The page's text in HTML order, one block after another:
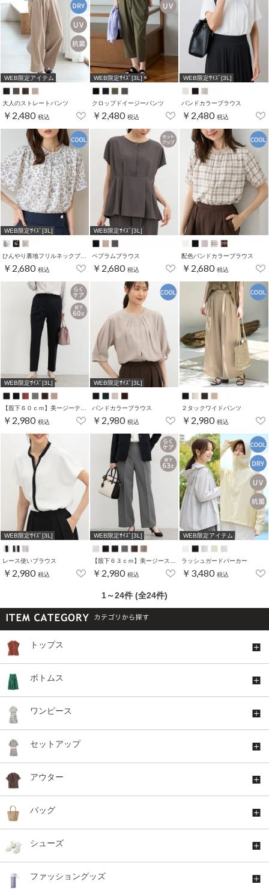
WEB限定アイテム
大人のストレートパンツ
￥2,480 税込
WEB限定ｻｲｽﾞ[3L]
クロップドイージーパンツ
￥2,480 税込
WEB限定ｻｲｽﾞ[3L]
バンドカラーブラウス
￥2,480 税込
WEB限定ｻｲｽﾞ[3L]
￥2,680 税込
WEB限定ｻｲｽﾞ[3L]
ペプラムブラウス
￥2,680 税込
配色バンドカラーブラウス
￥2,680 税込
WEB限定ｻｲｽﾞ[3L]
￥2,980 税込
WEB限定ｻｲｽﾞ[3L]
バンドカラーブラウス
￥2,980 税込
２タックワイドパンツ
￥2,980 税込
WEB限定ｻｲｽﾞ[3L]
レース使いブラウス
￥2,980 税込
WEB限定ｻｲｽﾞ[3L]
￥2,980 税込
WEB限定アイテム
ラッシュガードパーカー
￥3,480 税込
1～24件 (全24件)
トップス
ボトムス
ワンピース
セットアップ
アウター
バッグ
シューズ
ファッショングッズ